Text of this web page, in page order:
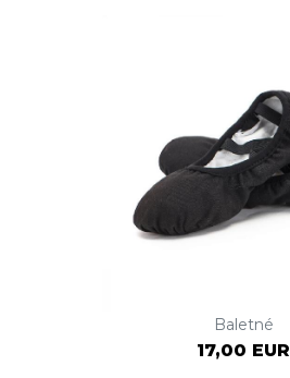
Baletné
17,00 EUR